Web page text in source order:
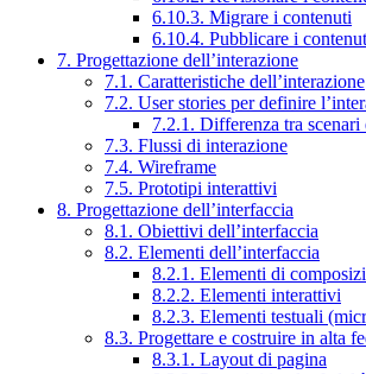
6.10.3. Migrare i contenuti
6.10.4. Pubblicare i
7. Progettazione dell’interazione
7.1. Caratteristiche dell’interazione
7.2. User stories per definire
7.2.1. Differenza tra scenari
7.3. Flussi di interazione
7.4. Wireframe
7.5. Prototipi interattivi
8. Progettazione dell’interfaccia
8.1. Obiettivi dell’interfaccia
8.2. Elementi dell’interfaccia
8.2.1. Elementi di
8.2.2. Elementi interattivi
8.2.3. Elementi testuali
8.3. Progettare e costruire in alta
8.3.1. Layout di pagina